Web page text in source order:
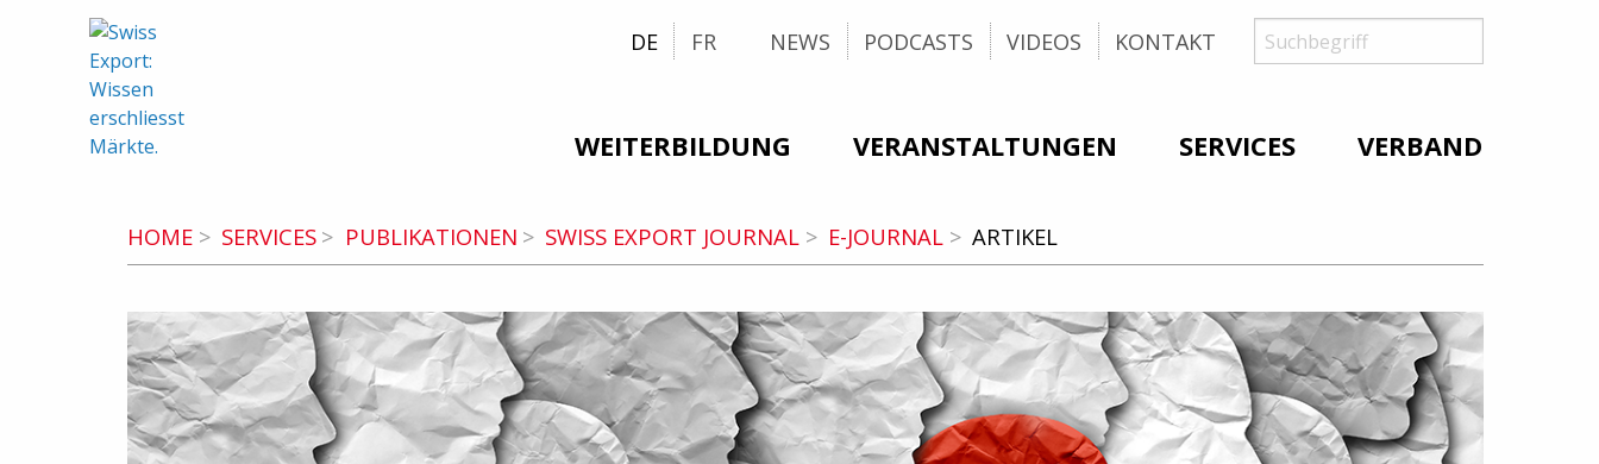
DE FR NEWS PODCASTS VIDEOS KONTAKT Suche
Suchbegriff
WEITERBILDUNG VERANSTALTUNGEN SERVICES VERBAND
HOME SERVICES PUBLIKATIONEN SWISS EXPORT JOURNAL E-JOURNAL ARTIKEL